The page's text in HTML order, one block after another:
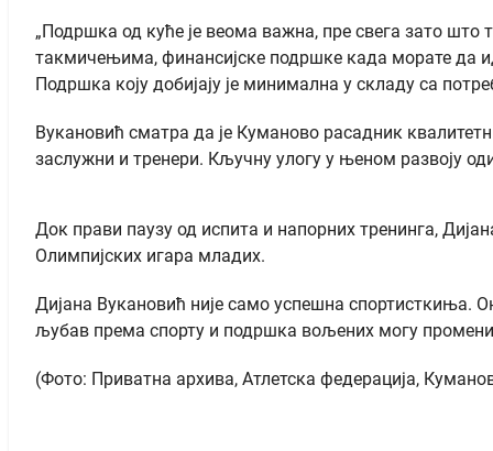
„Подршка од куће је веома важна, пре свега зато
такмичењима, финансијске подршке када морате да
Подршка коју добијају је минимална у складу са
Вукановић сматра да је Куманово расадник
заслужни и тренери. Кључну улогу у њеном развоју
Док прави паузу од испита и напорних тренинга,
Олимпијских игара младих.
Дијана Вукановић није само успешна спортисткиња.
љубав према спорту и подршка вољених могу
(Фото: Приватна архива, Атлетска федерација,